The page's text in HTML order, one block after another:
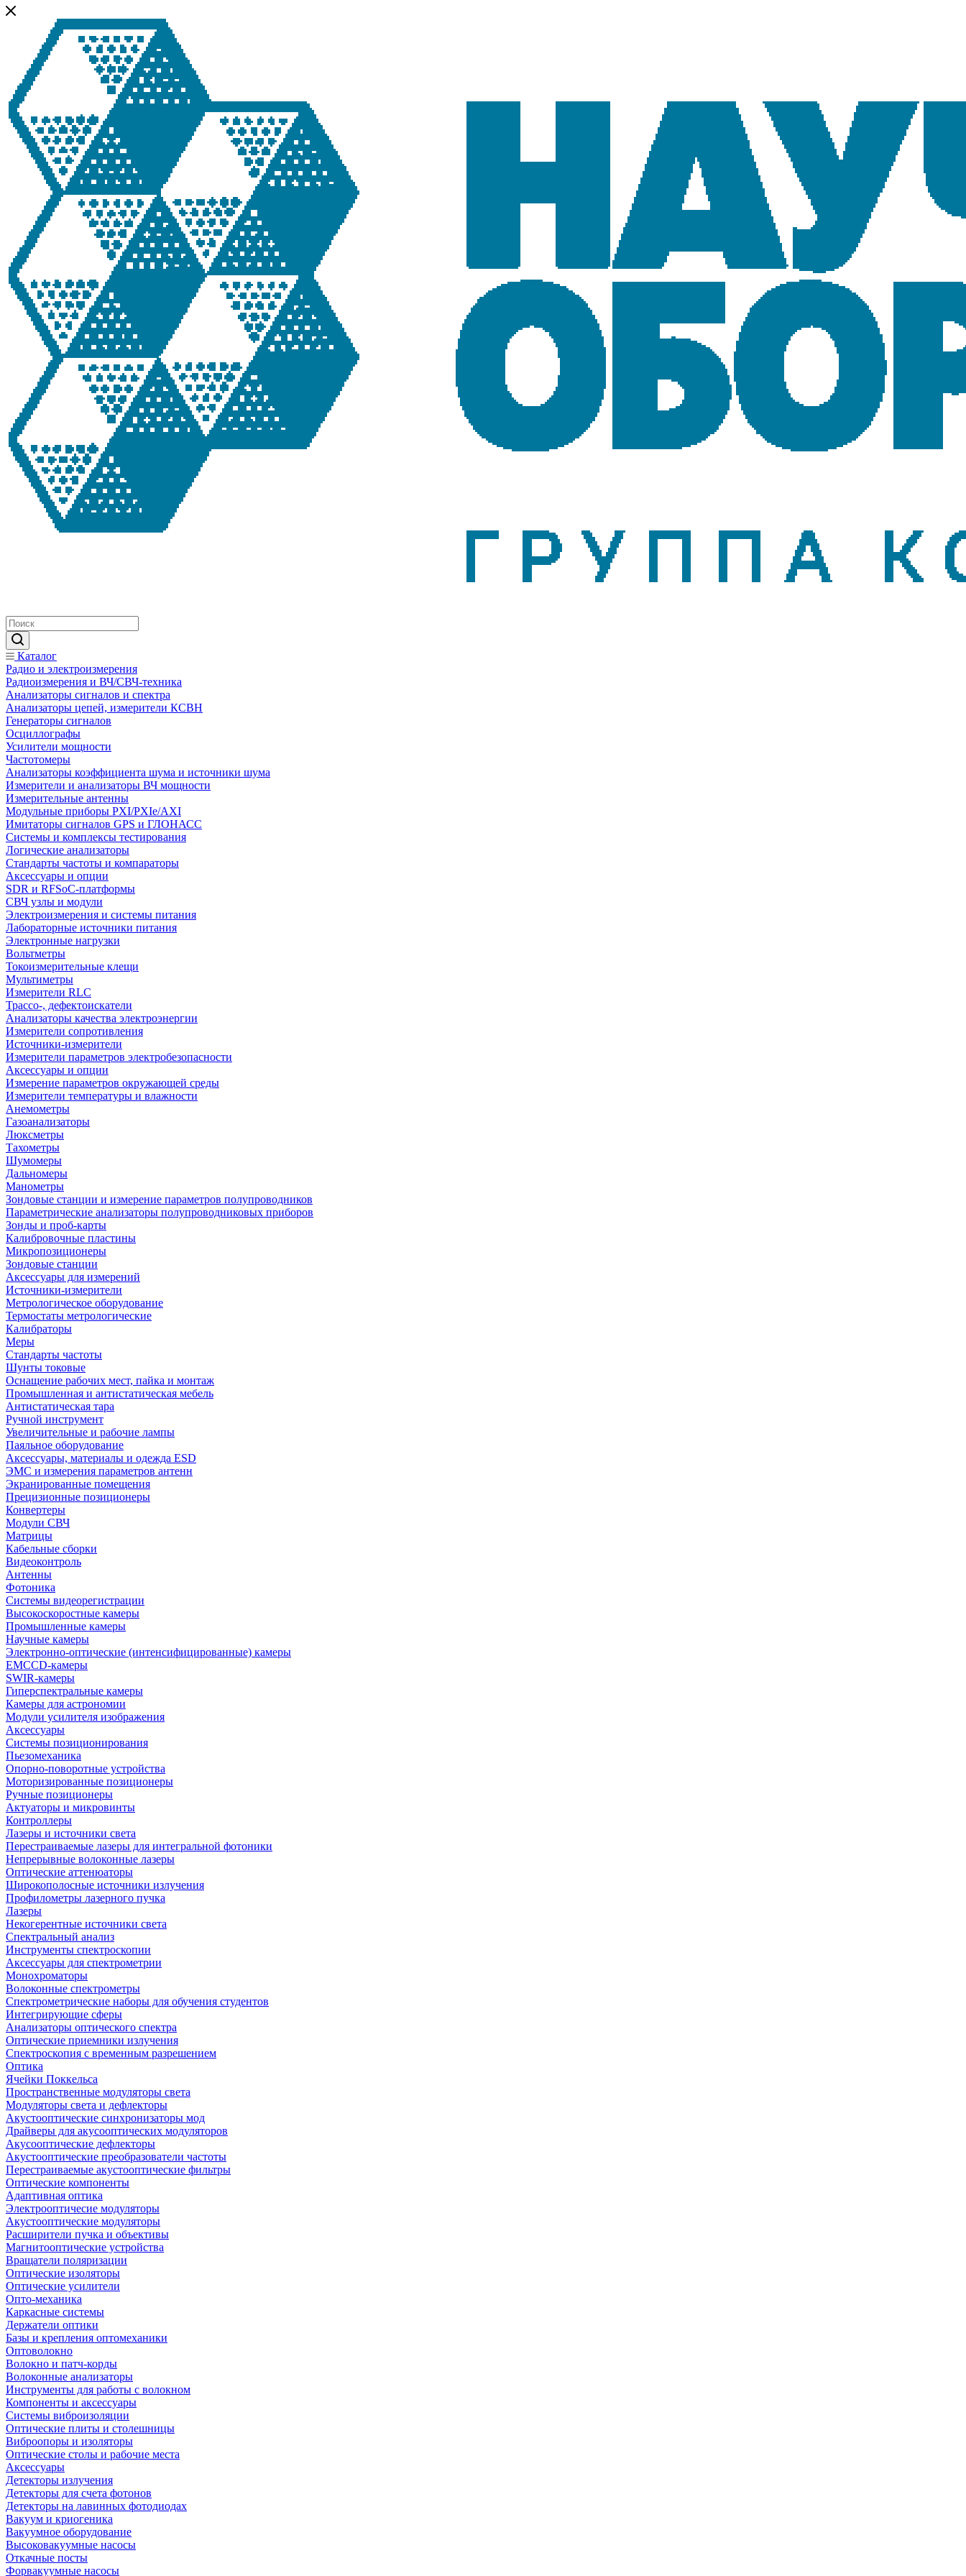
Каталог
Радио и электроизмерения
Радиоизмерения и ВЧ/СВЧ-техника
Анализаторы сигналов и спектра
Анализаторы цепей, измерители КСВН
Генераторы сигналов
Осциллографы
Усилители мощности
Частотомеры
Анализаторы коэффициента шума и источники шума
Измерители и анализаторы ВЧ мощности
Измерительные антенны
Модульные приборы PXI/PXIe/AXI
Имитаторы сигналов GPS и ГЛОНАСС
Системы и комплексы тестирования
Логические анализаторы
Стандарты частоты и компараторы
Аксессуары и опции
SDR и RFSoC‑платформы
СВЧ узлы и модули
Электроизмерения и системы питания
Лабораторные источники питания
Электронные нагрузки
Вольтметры
Токоизмерительные клещи
Мультиметры
Измерители RLC
Трассо-, дефектоискатели
Анализаторы качества электроэнергии
Измерители сопротивления
Источники-измерители
Измерители параметров электробезопасности
Аксессуары и опции
Измерение параметров окружающей среды
Измерители температуры и влажности
Анемометры
Газоанализаторы
Люксметры
Тахометры
Шумомеры
Дальномеры
Манометры
Зондовые станции и измерение параметров полупроводников
Параметрические анализаторы полупроводниковых приборов
Зонды и проб-карты
Калибровочные пластины
Микропозиционеры
Зондовые станции
Аксессуары для измерений
Источники-измерители
Метрологическое оборудование
Термостаты метрологические
Калибраторы
Меры
Стандарты частоты
Шунты токовые
Оснащение рабочих мест, пайка и монтаж
Промышленная и антистатическая мебель
Антистатическая тара
Ручной инструмент
Увеличительные и рабочие лампы
Паяльное оборудование
Аксессуары, материалы и одежда ESD
ЭМС и измерения параметров антенн
Экранированные помещения
Прецизионные позиционеры
Конвертеры
Модули СВЧ
Матрицы
Кабельные сборки
Видеоконтроль
Антенны
Фотоника
Cистемы видеорегистрации
Высокоскоростные камеры
Промышленные камеры
Научные камеры
Электронно-оптические (интенсифицированные) камеры
EMCCD-камеры
SWIR-камеры
Гиперспектральные камеры
Камеры для астрономии
Модули усилителя изображения
Аксессуары
Системы позиционирования
Пьезомеханика
Опорно-поворотные устройства
Моторизированные позиционеры
Ручные позиционеры
Актуаторы и микровинты
Контроллеры
Лазеры и источники света
Перестраиваемые лазеры для интегральной фотоники
Непрерывные волоконные лазеры
Оптические аттенюаторы
Широкополосные источники излучения
Профилометры лазерного пучка
Лазеры
Некогерентные источники света
Спектральный анализ
Инструменты спектроскопии
Аксессуары для спектрометрии
Монохроматоры
Волоконные спектрометры
Спектрометрические наборы для обучения студентов
Интегрирующие сферы
Анализаторы оптического спектра
Оптические приемники излучения
Спектроскопия с временным разрешением
Оптика
Ячейки Поккельса
Пространственные модуляторы света
Модуляторы света и дефлекторы
Акустооптические синхронизаторы мод
Драйверы для акусооптических модуляторов
Акусооптические дефлекторы
Акустооптические преобразователи частоты
Перестраиваемые акустооптические фильтры
Оптические компоненты
Адаптивная оптика
Электрооптичесие модуляторы
Акустооптические модуляторы
Расширители пучка и объективы
Магнитооптические устройства
Вращатели поляризации
Оптические изоляторы
Оптические усилители
Опто-механика
Каркасные системы
Держатели оптики
Базы и крепления оптомеханики
Оптоволокно
Волокно и патч-корды
Волоконные анализаторы
Инструменты для работы с волокном
Компоненты и аксессуары
Системы виброизоляции
Оптические плиты и столешницы
Виброопоры и изоляторы
Оптические столы и рабочие места
Аксессуары
Детекторы излучения
Детекторы для счета фотонов
Детекторы на лавинных фотодиодах
Вакуум и криогеника
Вакуумное оборудование
Высоковакуумные насосы
Откачные посты
Форвакуумные насосы